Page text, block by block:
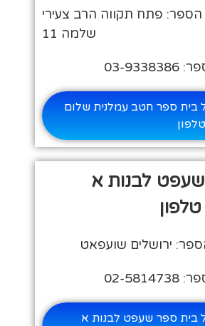
פתח תקווה הרב צעירי
שלמה 11
ספר חטב עמלנית שלום
לבנות א
ירושלים שועפאט
ספר שעפט לבנות א